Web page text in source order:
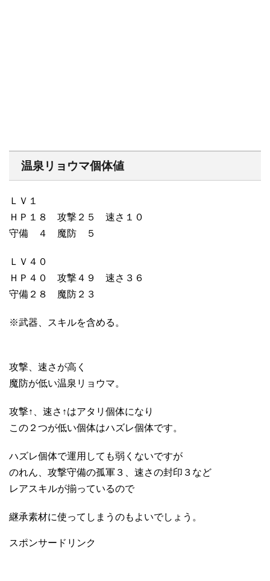
温泉リョウマ個体値
ＬＶ１
ＨＰ１８ 攻撃２５ 速さ１０
守備 ４ 魔防 ５
ＬＶ４０
ＨＰ４０ 攻撃４９ 速さ３６
守備２８ 魔防２３
※武器、スキルを含める。
攻撃、速さが高く
魔防が低い温泉リョウマ。
攻撃↑、速さ↑はアタリ個体になり
この２つが低い個体はハズレ個体です。
ハズレ個体で運用しても弱くないですが
のれん、攻撃守備の孤軍３、速さの封印３など
レアスキルが揃っているので
継承素材に使ってしまうのもよいでしょう。
スポンサードリンク